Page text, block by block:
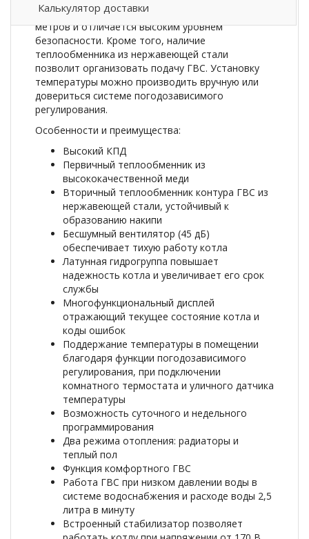
Калькулятор доставки
обогрева объектов площадью 300 квадратных
метров и отличается высоким уровнем
безопасности. Кроме того, наличие
теплообменника из нержавеющей стали
позволит организовать подачу ГВС. Установку
температуры можно производить вручную или
довериться системе погодозависимого
регулирования.
Особенности и преимущества:
Высокий КПД
Первичный теплообменник из
высококачественной меди
Вторичный теплообменник контура ГВС из
нержавеющей стали, устойчивый к
образованию накипи
Бесшумный вентилятор (45 дБ)
обеспечивает тихую работу котла
Латунная гидрогруппа повышает
надежность котла и увеличивает его срок
службы
Многофункциональный дисплей
отражающий текущее состояние котла и
коды ошибок
Поддержание температуры в помещении
благодаря функции погодозависимого
регулирования, при подключении
комнатного термостата и уличного датчика
температуры
Возможность суточного и недельного
программирования
Два режима отопления: радиаторы и
теплый пол
Функция комфортного ГВС
Работа ГВС при низком давлении воды в
системе водоснабжения и расходе воды 2,5
литра в минуту
Встроенный стабилизатор позволяет